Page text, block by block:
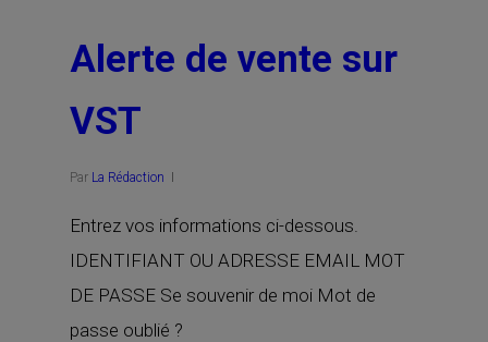
Alerte de vente sur
VST
Par La Rédaction
Entrez vos informations ci-dessous.
IDENTIFIANT OU ADRESSE EMAIL MOT
DE PASSE Se souvenir de moi Mot de
passe oublié ?